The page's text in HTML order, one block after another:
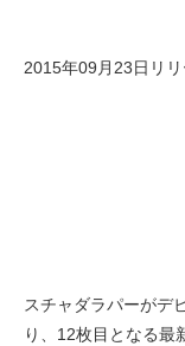
2015年09月23日リリ
スチャダラパーがデ
り、12枚目となる最